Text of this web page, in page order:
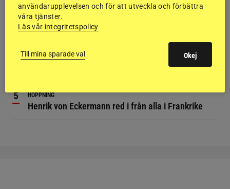
SPORTNYTT
Hingst som satt djupa avtryck i hoppaveln är död
DRESSYR
Ellen Hedbys skadad i ridolycka på tävling
HOPPNING
Henrik von Eckermann red i från alla i Frankrike
användarupplevelsen och för att utveckla och förbättra
våra tjänster.
Läs vår integritetspolicy
Till mina sparade val Okej